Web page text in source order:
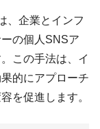
、企業とインフ
の個人SNSア
この手法は、イ
的にアプローチ
を促進します。